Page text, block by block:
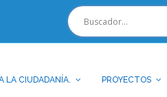
LA CIUDADANÍA. PROYECTOS